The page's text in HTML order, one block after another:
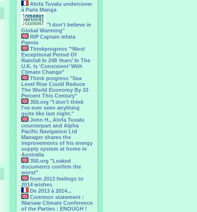
Alofa Tuvalu undercover
à Paris Manga
"I don't believe in
Global Warming"
RIP Captain Iefata
Paeniu
Thinkprogress "‘Most
Exceptional Period Of
Rainfall In 248 Years’ In The
U.K. Is ‘Consistent’ With
Climate Change"
Think progress "Sea
Level Rise Could Reduce
The World Economy By 10
Percent This Century"
350.org "I don’t think
I’ve ever seen anything
quite like last night."
John H., Alofa Tuvalu
counterpart and Alpha
Pacific Navigation Ltd
Manager shares the
improvements of his energy
supply system at home in
Australia
350.org "Leaked
documents confirm the
worst"
from 2013 feelings to
2014 wishes
De 2013 à 2014...
Common statement :
Warsaw Climate Conference
of the Parties : ENOUGH !